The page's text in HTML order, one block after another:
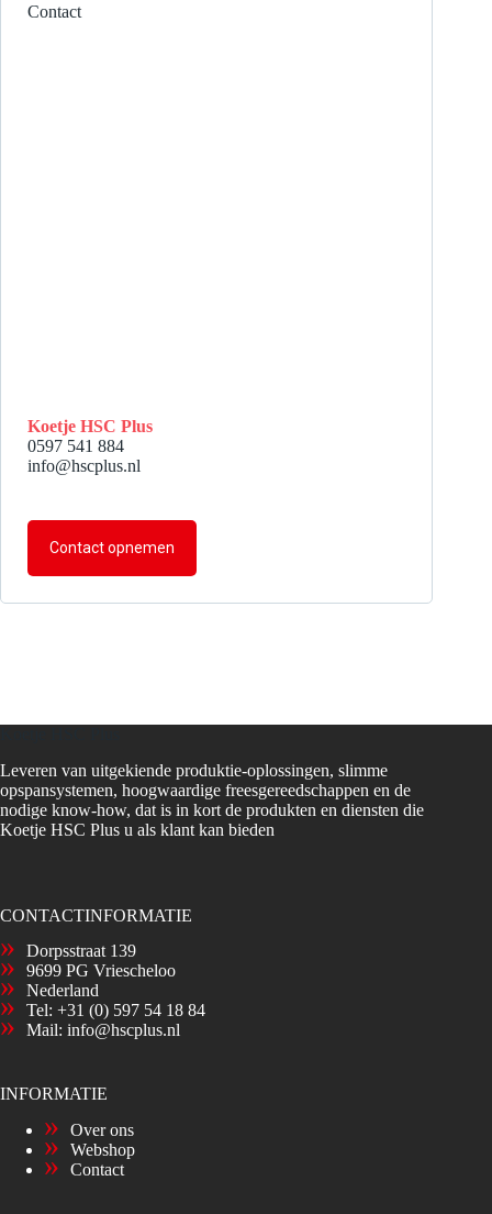
Contact
Koetje HSC Plus
0597 541 884
info@hscplus.nl
Contact opnemen
Leveren van uitgekiende produktie-oplossingen, slimme
opspansystemen, hoogwaardige freesgereedschappen en de
nodige know-how, dat is in kort de produkten en diensten die
Koetje HSC Plus u als klant kan bieden
CONTACTINFORMATIE
Dorpsstraat 139
9699 PG Vriescheloo
Nederland
Tel: +31 (0) 597 54 18 84
Mail: info@hscplus.nl
INFORMATIE
Over ons
Webshop
Contact